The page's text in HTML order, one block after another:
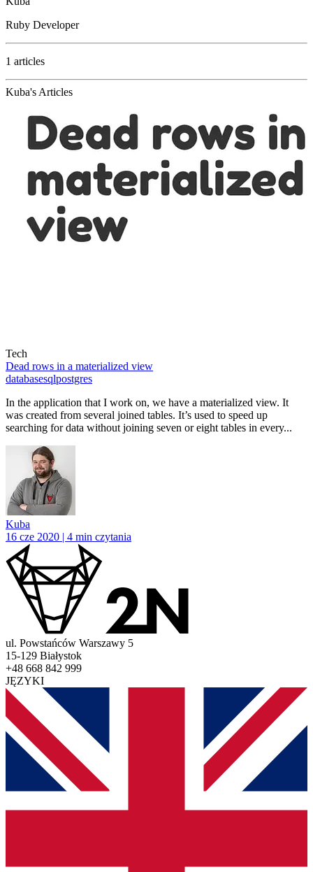
Ruby Developer
1 articles
Kuba's Articles
Tech
Dead rows in a materialized view
databasesqlpostgres
In the application that I work on, we have a materialized view. It
was created from several joined tables. It’s used to speed up
searching for data without joining seven or eight tables in every...
Kuba
16 cze 2020 | 4 min czytania
ul. Powstańców Warszawy 5
15-129 Białystok
+48 668 842 999
JĘZYKI